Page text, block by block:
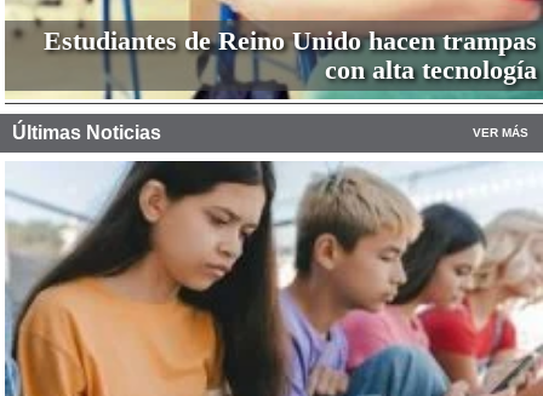
Estudiantes de Reino Unido hacen trampas
con alta tecnología
Últimas Noticias VER MÁS